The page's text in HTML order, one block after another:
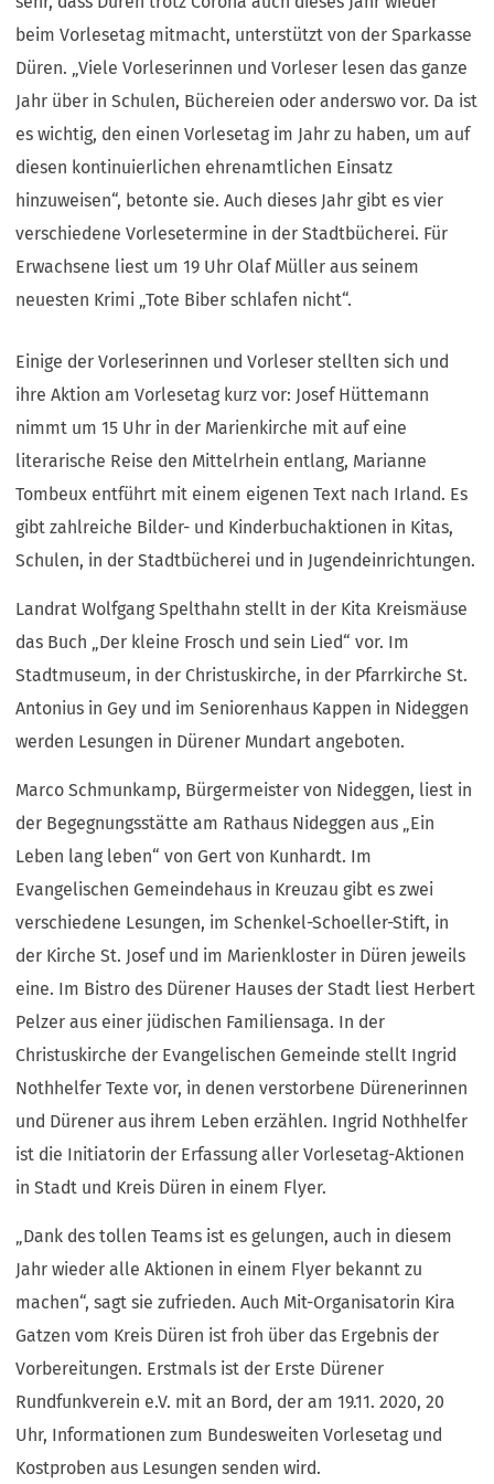
beim Vorlesetag mitmacht, unterstützt von der Sparkasse
Düren. „Viele Vorleserinnen und Vorleser lesen das ganze
Jahr über in Schulen, Büchereien oder anderswo vor. Da ist
es wichtig, den einen Vorlesetag im Jahr zu haben, um auf
diesen kontinuierlichen ehrenamtlichen Einsatz
hinzuweisen“, betonte sie. Auch dieses Jahr gibt es vier
verschiedene Vorlesetermine in der Stadtbücherei. Für
Erwachsene liest um 19 Uhr Olaf Müller aus seinem
neuesten Krimi „Tote Biber schlafen nicht“.
Einige der Vorleserinnen und Vorleser stellten sich und
ihre Aktion am Vorlesetag kurz vor: Josef Hüttemann
nimmt um 15 Uhr in der Marienkirche mit auf eine
literarische Reise den Mittelrhein entlang, Marianne
Tombeux entführt mit einem eigenen Text nach Irland. Es
gibt zahlreiche Bilder- und Kinderbuchaktionen in Kitas,
Schulen, in der Stadtbücherei und in Jugendeinrichtungen.
Landrat Wolfgang Spelthahn stellt in der Kita Kreismäuse
das Buch „Der kleine Frosch und sein Lied“ vor. Im
Stadtmuseum, in der Christuskirche, in der Pfarrkirche St.
Antonius in Gey und im Seniorenhaus Kappen in Nideggen
werden Lesungen in Dürener Mundart angeboten.
Marco Schmunkamp, Bürgermeister von Nideggen, liest in
der Begegnungsstätte am Rathaus Nideggen aus „Ein
Leben lang leben“ von Gert von Kunhardt. Im
Evangelischen Gemeindehaus in Kreuzau gibt es zwei
verschiedene Lesungen, im Schenkel-Schoeller-Stift, in
der Kirche St. Josef und im Marienkloster in Düren jeweils
eine. Im Bistro des Dürener Hauses der Stadt liest Herbert
Pelzer aus einer jüdischen Familiensaga. In der
Christuskirche der Evangelischen Gemeinde stellt Ingrid
Nothhelfer Texte vor, in denen verstorbene Dürenerinnen
und Dürener aus ihrem Leben erzählen. Ingrid Nothhelfer
ist die Initiatorin der Erfassung aller Vorlesetag-Aktionen
in Stadt und Kreis Düren in einem Flyer.
„Dank des tollen Teams ist es gelungen, auch in diesem
Jahr wieder alle Aktionen in einem Flyer bekannt zu
machen“, sagt sie zufrieden. Auch Mit-Organisatorin Kira
Gatzen vom Kreis Düren ist froh über das Ergebnis der
Vorbereitungen. Erstmals ist der Erste Dürener
Rundfunkverein e.V. mit an Bord, der am 19.11. 2020, 20
Uhr, Informationen zum Bundesweiten Vorlesetag und
Kostproben aus Lesungen senden wird.